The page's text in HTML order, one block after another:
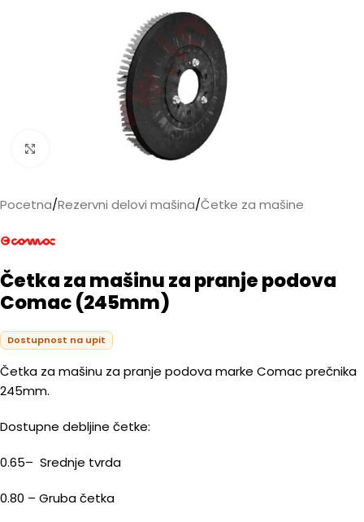
Kliknite da biste uvećali
Pocetna/Rezervni delovi mašina/Četke za mašine
Četka za mašinu za pranje podova
Comac (245mm)
Dostupnost na upit
Četka za mašinu za pranje podova marke Comac prečnika
245mm.
Dostupne debljine četke:
0.65– Srednje tvrda
0.80 – Gruba četka